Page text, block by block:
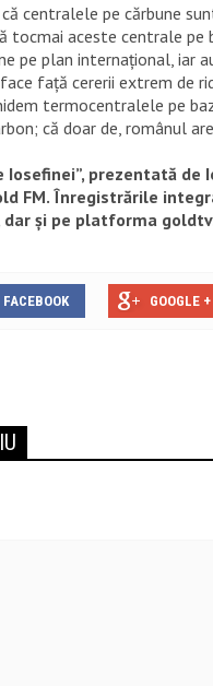
centralele pe cărbune
tocmai aceste centrale
pe plan internațional, iar
față cererii extrem de
termocentralele pe
că doar de, românul
Iosefinei”, prezentată
FM. Înregistrările
dar și pe platforma
FACEBOOK GOOGLE +